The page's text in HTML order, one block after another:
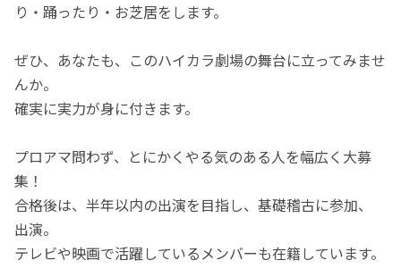
り・踊ったり・お芝居をします。
ぜひ、あなたも、このハイカラ劇場の舞台に立ってみませ
んか。
確実に実力が身に付きます。
プロアマ問わず、とにかくやる気のある人を幅広く大募
集！
合格後は、半年以内の出演を目指し、基礎稽古に参加、
出演。
テレビや映画で活躍しているメンバーも在籍しています。